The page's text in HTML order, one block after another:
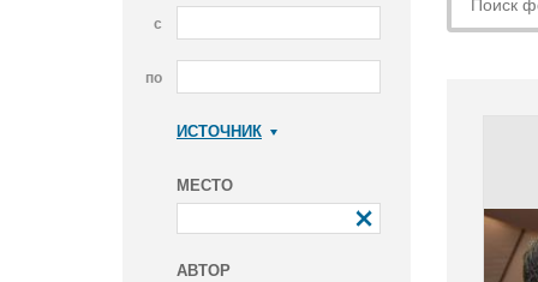
с
по
ИСТОЧНИК
МЕСТО
АВТОР